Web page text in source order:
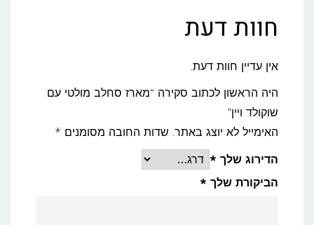
חוות דעת
אין עדיין חוות דעת.
היה הראשון לכתוב סקירה “מארז סחלב מולטי עם
שוקולד ויין”
האימייל לא יוצג באתר. שדות החובה מסומנים *
הדירוג שלך *
הביקורת שלך *